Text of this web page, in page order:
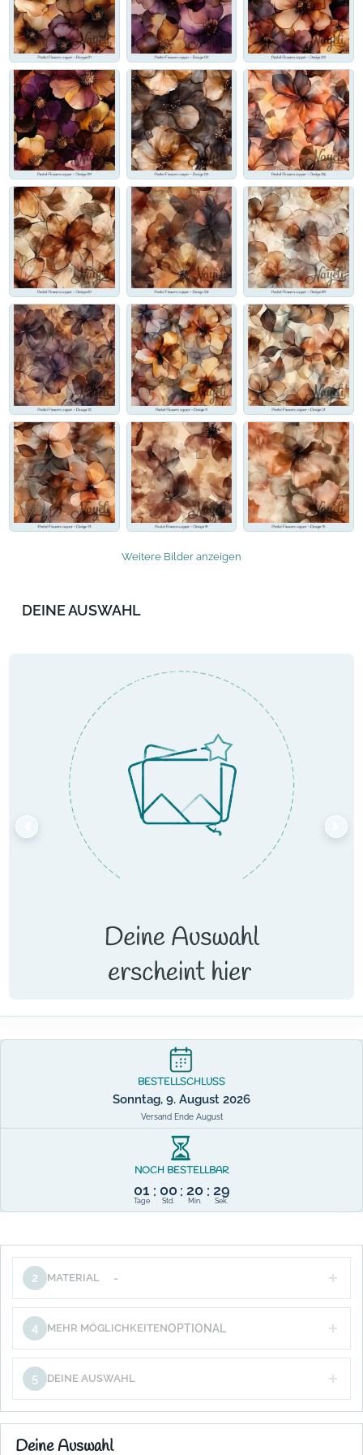
Weitere Bilder anzeigen
DEINE AUSWAHL
BESTELLSCHLUSS
Sonntag, 9. August 2026
Versand Ende August
NOCH BESTELLBAR
01
Tage
: 00
Std.
: 20
Min.
: 29
Sek.
2 MATERIAL -
4 MEHR MÖGLICHKEITENOPTIONAL
5 DEINE AUSWAHL
Deine Auswahl